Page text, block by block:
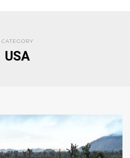
CATEGORY
USA